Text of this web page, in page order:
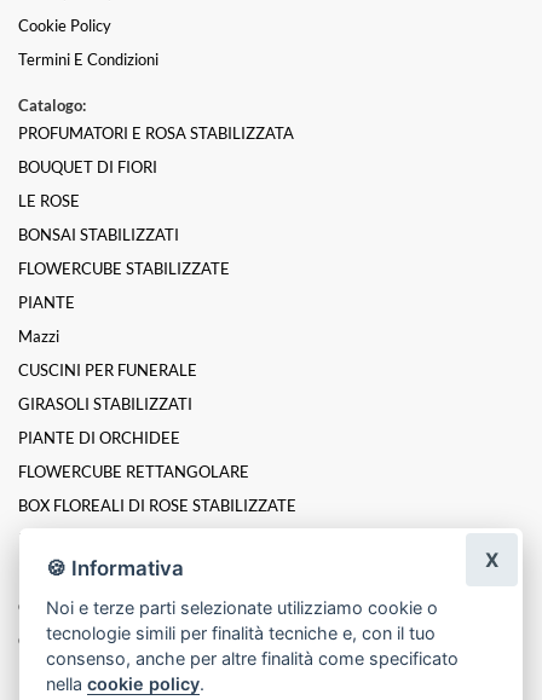
Cookie Policy
Termini E Condizioni
Catalogo:
PROFUMATORI E ROSA STABILIZZATA
BOUQUET DI FIORI
LE ROSE
BONSAI STABILIZZATI
FLOWERCUBE STABILIZZATE
PIANTE
Mazzi
CUSCINI PER FUNERALE
GIRASOLI STABILIZZATI
PIANTE DI ORCHIDEE
FLOWERCUBE RETTANGOLARE
BOX FLOREALI DI ROSE STABILIZZATE
ROSE INCANTATE STABILIZZATE
LINEA PLATINUM ELITE DI ROSE STABILIZZATE
Composizioni
Cesti
🍪 Informativa
Noi e terze parti selezionate utilizziamo cookie o
tecnologie simili per finalità tecniche e, con il tuo
consenso, anche per altre finalità come specificato
nellacookie policy.
X